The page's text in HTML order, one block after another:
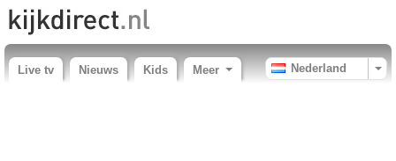
Live tv Nieuws Kids Meer Nederland